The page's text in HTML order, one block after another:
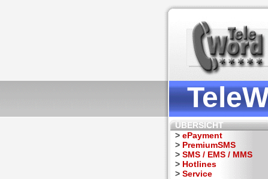
ÜBERSICHT
> ePayment
> PremiumSMS
> SMS / EMS / MMS
> Hotlines
> Service